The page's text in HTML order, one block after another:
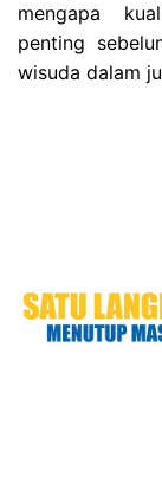
mengapa
penting
wisuda dalam